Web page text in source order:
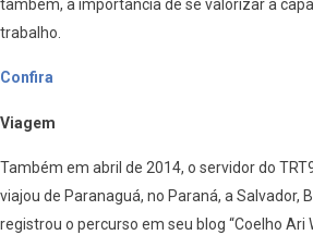
também, a importância de se valorizar a
trabalho.
Confira
Viagem
Também em abril de 2014, o servidor do
viajou de Paranaguá, no Paraná, a Salvador,
registrou o percurso em seu blog “Coelho Ari